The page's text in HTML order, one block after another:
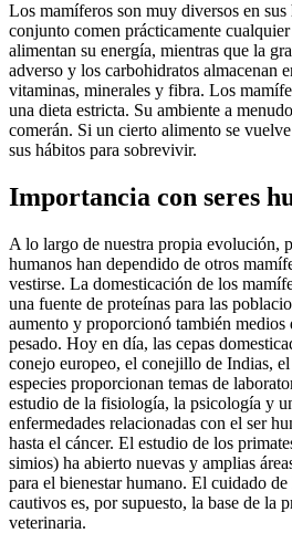
Los mamíferos son muy diversos en
conjunto comen prácticamente
alimentan su energía, mientras que la
adverso y los carbohidratos almacenan
vitaminas, minerales y fibra. Los
una dieta estricta. Su ambiente a
comerán. Si un cierto alimento se
sus hábitos para sobrevivir.
Importancia con seres
A lo largo de nuestra propia evolución,
humanos han dependido de otros
vestirse. La domesticación de los
una fuente de proteínas para las
aumento y proporcionó también medios
pesado. Hoy en día, las cepas
conejo europeo, el conejillo de Indias,
especies proporcionan temas de
estudio de la fisiología, la psicología y
enfermedades relacionadas con el ser
hasta el cáncer. El estudio de los
simios) ha abierto nuevas y amplias
para el bienestar humano. El cuidado
cautivos es, por supuesto, la base de la
veterinaria.